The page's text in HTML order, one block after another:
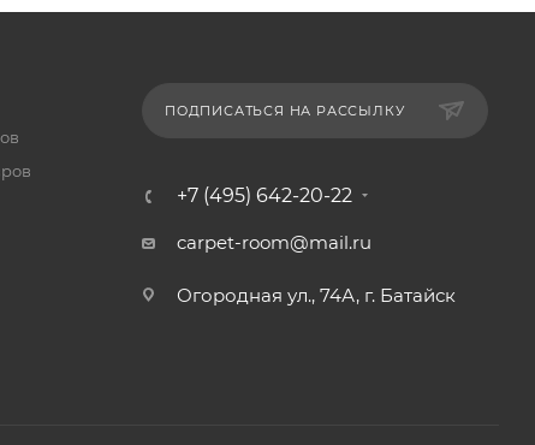
ПОДПИСАТЬСЯ НА РАССЫЛКУ
+7 (495) 642-20-22
carpet-room@mail.ru
Огородная ул., 74А, г. Батайск